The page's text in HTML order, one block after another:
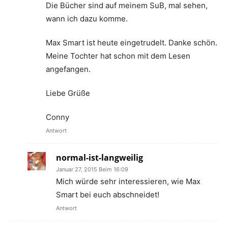
Die Bücher sind auf meinem SuB, mal sehen,
wann ich dazu komme.
Max Smart ist heute eingetrudelt. Danke schön.
Meine Tochter hat schon mit dem Lesen
angefangen.
Liebe Grüße
Conny
Antwort
normal-ist-langweilig
Januar 27, 2015 Beim 16:09
Mich würde sehr interessieren, wie Max
Smart bei euch abschneidet!
Antwort